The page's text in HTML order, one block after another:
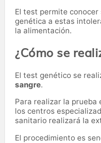
El test permite
genética a estas
la alimentación.
¿Cómo se
El test genético se
sangre.
Para realizar la prueba
los centros
sanitario realizará la
El procedimiento es